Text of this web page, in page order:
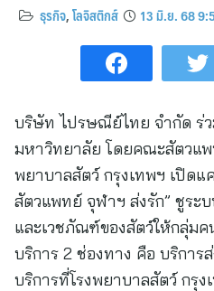
ธุรกิจ,โลจิสติกส์ 13 มิ.ย. 68
บริษัท ไปรษณีย์ไทย จำกัด ร่
มหาวิทยาลัย โดยคณะสัตวแพ
พยาบาลสัตว์ กรุงเทพฯ เปิดแ
สัตวแพทย์ จุฬาฯ ส่งรัก” ชูระ
และเวชภัณฑ์ของสัตว์ให้กลุ่ม
บริการ 2 ช่องทาง คือ บริการ
บริการที่โรงพยาบาลสัตว์ กรุง